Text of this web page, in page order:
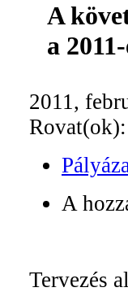
A
a
2011,
Rovat(ok):
A
Tervezés